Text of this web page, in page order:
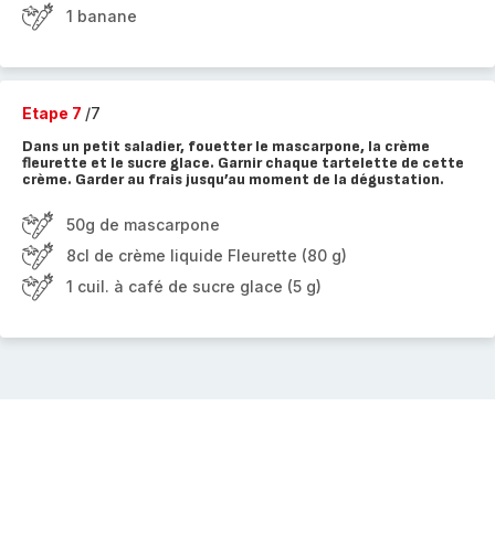
1 banane
Etape 7 /7
Dans un petit saladier, fouetter le mascarpone, la crème
fleurette et le sucre glace. Garnir chaque tartelette de cette
crème. Garder au frais jusqu’au moment de la dégustation.
50g de mascarpone
8cl de crème liquide Fleurette (80 g)
1 cuil. à café de sucre glace (5 g)